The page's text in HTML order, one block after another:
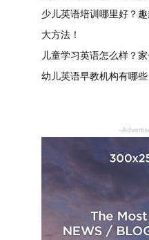
少儿英语培训哪里好？
大方法！
儿童学习英语怎么样？
幼儿英语早教机构有哪些
-